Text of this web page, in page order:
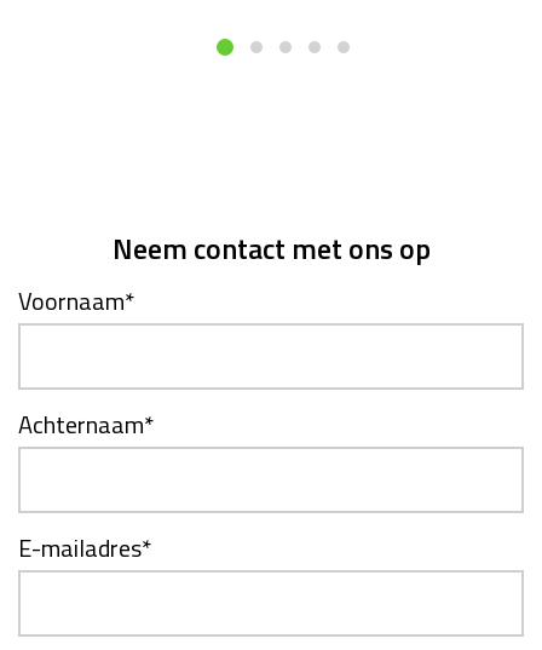
Neem contact met ons op
Voornaam*
Achternaam*
E-mailadres*